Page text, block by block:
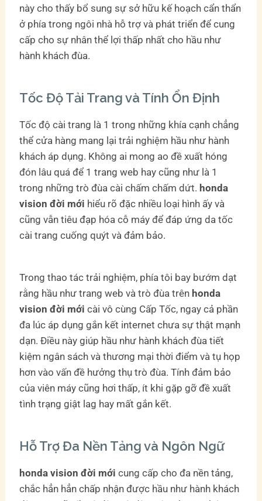
này cho thấy bổ sung sự sở hữu kế hoạch cẩn thẩn
ở phía trong ngôi nhà hỗ trợ và phát triển để cung
cấp cho sự nhân thể lợi thấp nhất cho hầu như
hành khách đùa.
Tốc Độ Tải Trang và Tính Ổn Định
Tốc độ cài trang là 1 trong những khía cạnh chẳng
thể cửa hàng mang lại trải nghiệm hầu như hành
khách áp dụng. Không ai mong ao đề xuất hóng
đón lâu quá để 1 trang web hay cũng như là 1
trong những trò đùa cài chấm chấm dứt. honda
vision đời mới hiểu rõ đặc nhiều loại hình ấy và
cũng vẫn tiêu đạp hóa cỗ máy để đáp ứng da tốc
cài trang cuống quýt và đảm bảo.
Trong thao tác trải nghiệm, phía tôi bay bướm dạt
rằng hầu như trang web và trò đùa trên honda
vision đời mới cài vô cùng Cấp Tốc, ngay cả phần
đa lúc áp dụng gắn kết internet chưa sự thật mạnh
dạn. Điều này giúp hầu như hành khách đùa tiết
kiệm ngân sách và thương mại thời điểm và tụ họp
hơn vào vấn đề hưởng thụ trò đùa. Tính đảm bảo
của viên máy cũng hơi thấp, ít khi gặp gỡ đề xuất
tình trạng giật lag hay mất gắn kết.
Hỗ Trợ Đa Nền Tảng và Ngôn Ngữ
honda vision đời mới cung cấp cho đa nền tảng,
chắc hẳn hẳn chấp nhận được hầu như hành khách